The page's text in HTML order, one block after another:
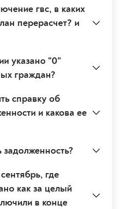
гвс, в каких
перерасчет? и
указано "0"
граждан?
справку об
и какова ее
где
как за целый
в конце